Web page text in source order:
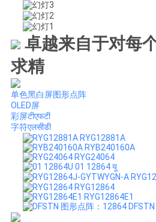
卓越来自于对每
求精
单色黑白屏图形点阵
OLED屏
彩屏टीएफटी
字符एलसीडी
RYG12881A
RYB240160A
RYG24064
01 12864 यू
RYG12864
RYG12864E1